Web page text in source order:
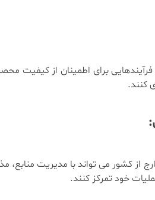
برای اطمینان از کیفیت
کنند.
از کشور می تواند با مدیریت منابع،
خود تمرکز کنند.